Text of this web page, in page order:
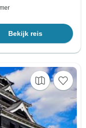
Bekijk reis